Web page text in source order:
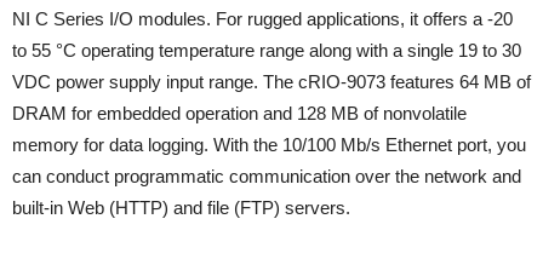
NI C Series I/O modules. For rugged applications, it offers a -20
to 55 °C operating temperature range along with a single 19 to 30
VDC power supply input range. The cRIO-9073 features 64 MB of
DRAM for embedded operation and 128 MB of nonvolatile
memory for data logging. With the 10/100 Mb/s Ethernet port, you
can conduct programmatic communication over the network and
built-in Web (HTTP) and file (FTP) servers.